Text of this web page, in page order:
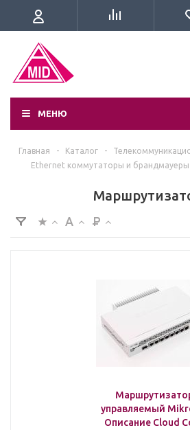
МЕНЮ
Главная - Каталог -
Ethernet коммутаторы и брандмауеры
управляемый
Описание Cloud